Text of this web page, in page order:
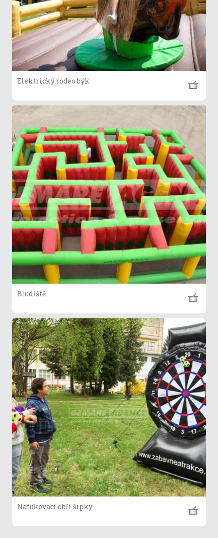
Elektrický rodeo býk
Bludiště
Nafukovací obří šipky